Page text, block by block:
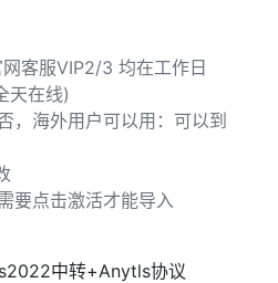
客服VIP2/3 均在工作日
天在线)
，海外用户可以用：可以到
要点击激活才能导入
中转+Anytls协议